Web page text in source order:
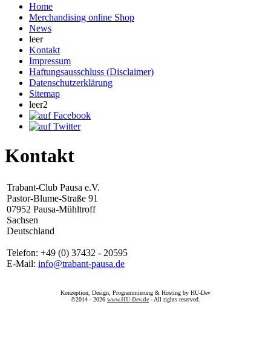
Home
Merchandising online Shop
News
leer
Kontakt
Impressum
Haftungsausschluss (Disclaimer)
Datenschutzerklärung
Sitemap
leer2
Kontakt
Trabant-Club Pausa e.V.
Pastor-Blume-Straße 91
07952 Pausa-Mühltroff
Sachsen
Deutschland
Telefon: +49 (0) 37432 - 20595
E-Mail: info@trabant-pausa.de
Konzeption, Design, Programmierung & Hosting by HU-Dev
©2014 - 2026 www.HU-Dev.de - All rights reserved.